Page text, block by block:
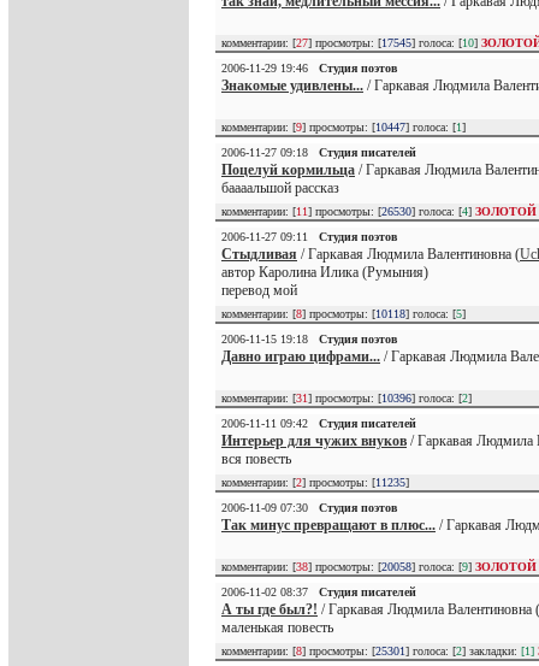
комментарии: [27] просмотры: [17545] голоса: [10]
2006-11-29 19:46
Студия поэтов
Знакомые удивлены... / Гаркавая Людмила
комментарии: [9] просмотры: [10447] голоса: [1]
2006-11-27 09:18
Студия писателей
Поцелуй кормильца / Гаркавая Людмила
баааальшой рассказ
комментарии: [11] просмотры: [26530] голоса: [4]
2006-11-27 09:11
Студия поэтов
Стыдливая / Гаркавая Людмила Валентиновна (
автор Каролина Илика (Румыния)
перевод мой
комментарии: [8] просмотры: [10118] голоса: [5]
2006-11-15 19:18
Студия поэтов
Давно играю цифрами... / Гаркавая Людмила
комментарии: [31] просмотры: [10396] голоса: [2]
2006-11-11 09:42
Студия писателей
Интерьер для чужих внуков / Гаркавая Людмила
вся повесть
комментарии: [2] просмотры: [11235]
2006-11-09 07:30
Студия поэтов
Так минус превращают в плюс... / Гаркавая
комментарии: [38] просмотры: [20058] голоса: [9]
2006-11-02 08:37
Студия писателей
А ты где был?! / Гаркавая Людмила Валентиновна (
маленькая повесть
комментарии: [8] просмотры: [25301] голоса: [2] закладки: [1]